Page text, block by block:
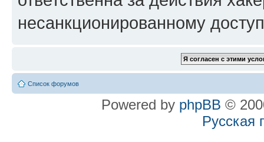
несанкционированному
Список форумов
Powered by phpBB ©
Русская